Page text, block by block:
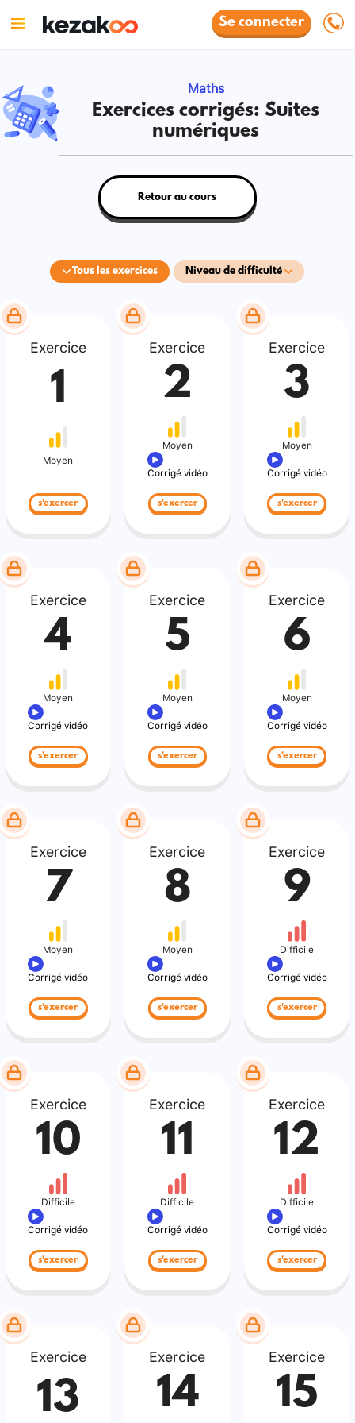
Se connecter
Maths
Exercices corrigés: Suites
numériques
Tous les exercices Niveau de difficulté
Retour au cours
Exercice
1
Moyen
s'exercer
Exercice
2
Moyen
Corrigé vidéo
s'exercer
Exercice
3
Moyen
Corrigé vidéo
s'exercer
Exercice
4
Moyen
Corrigé vidéo
s'exercer
Exercice
5
Moyen
Corrigé vidéo
s'exercer
Exercice
6
Moyen
Corrigé vidéo
s'exercer
Exercice
7
Moyen
Corrigé vidéo
s'exercer
Exercice
8
Moyen
Corrigé vidéo
s'exercer
Exercice
9
Difficile
Corrigé vidéo
s'exercer
Exercice
10
Difficile
Corrigé vidéo
s'exercer
Exercice
11
Difficile
Corrigé vidéo
s'exercer
Exercice
12
Difficile
Corrigé vidéo
s'exercer
Exercice
13
Exercice
14
Exercice
15